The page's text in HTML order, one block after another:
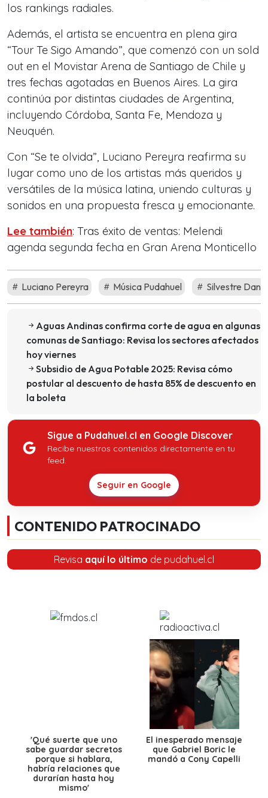
los rankings radiales.
Además, el artista se encuentra en plena gira
“Tour Te Sigo Amando”, que comenzó con un sold
out en el Movistar Arena de Santiago de Chile y
tres fechas agotadas en Buenos Aires. La gira
continúa por distintas ciudades de Argentina,
incluyendo Córdoba, Santa Fe, Mendoza y
Neuquén.
Con “Se te olvida”, Luciano Pereyra reafirma su
lugar como uno de los artistas más queridos y
versátiles de la música latina, uniendo culturas y
sonidos en una propuesta fresca y emocionante.
Lee también: Tras éxito de ventas: Melendi
agenda segunda fecha en Gran Arena Monticello
Luciano Pereyra Música Pudahuel Silvestre
Aguas Andinas confirma corte de agua en algunas
comunas de Santiago: Revisa los sectores afectados
hoy viernes
Subsidio de Agua Potable 2025: Revisa cómo
postular al descuento de hasta 85% de descuento en
la boleta
Sigue a Pudahuel.cl en Google Discover
Recibe nuestros contenidos directamente en tu
feed.
Seguir en Google
CONTENIDO PATROCINADO
Revisa aquí lo último de pudahuel.cl
'Qué suerte que uno
sabe guardar secretos
porque si hablara,
habría relaciones que
durarían hasta hoy
mismo'
El inesperado mensaje
que Gabriel Boric le
mandó a Cony Capelli